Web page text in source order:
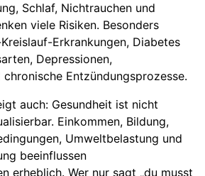
Schlaf, Nichtrauchen und
viele Risiken. Besonders
Erkrankungen, Diabetes
Depressionen,
Entzündungsprozesse.
auch: Gesundheit ist nicht
Einkommen, Bildung,
Umweltbelastung und
beeinflussen
erheblich. Wer nur sagt „du musst